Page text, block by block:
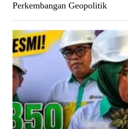
Perkembangan Geopolitik